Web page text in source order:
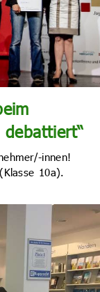
debattiert“
innen!
10a).